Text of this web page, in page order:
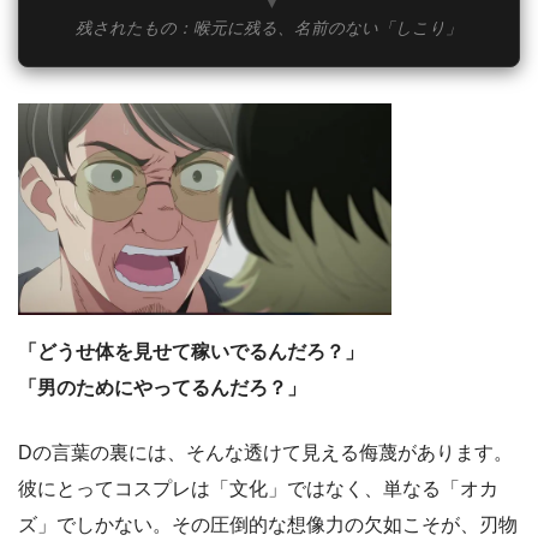
残されたもの：喉元に残る、名前のない「しこり」
「どうせ体を見せて稼いでるんだろ？」
「男のためにやってるんだろ？」
Dの言葉の裏には、そんな透けて見える侮蔑があります。
彼にとってコスプレは「文化」ではなく、単なる「オカ
ズ」でしかない。その圧倒的な想像力の欠如こそが、刃物